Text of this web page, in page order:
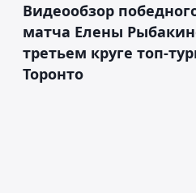
Видеообзор
матча Елены
третьем круге топ-
Торонто